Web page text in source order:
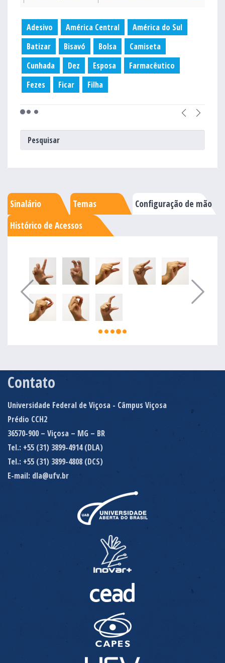
Adesivo América Central
América do Sul
Batizar
Bisavó Bolsa
Camiseta
Cunhada
Dez Esposa
Farmacêutico
Fezes
Ficar Filha
Sinalário Temas
Configuração de mão
Histórico de Acessos
Contato
Universidade Federal de Viçosa - Câmpus Viçosa
Prédio CCH2
36570-900 – Viçosa – MG – BR
Tel.: +55 (31) 3899-4914 (DLA)
Tel.: +55 (31) 3899-4808 (DCS)
E-mail: dla@ufv.br